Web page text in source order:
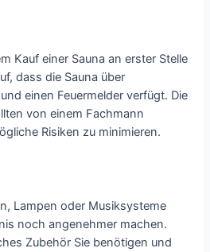
Kauf einer Sauna an erster Stelle
dass die Sauna über
einen Feuermelder verfügt. Die
von einem Fachmann
Risiken zu minimieren.
Lampen oder Musiksysteme
noch angenehmer machen.
Zubehör Sie benötigen und